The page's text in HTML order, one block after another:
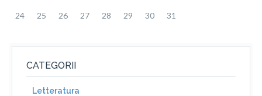
24 25 26 27 28 29 30 31
CATEGORII
Letteratura